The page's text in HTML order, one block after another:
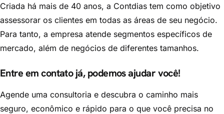
Criada há mais de 40 anos, a Contdias tem como objetivo
assessorar os clientes em todas as áreas de seu negócio.
Para tanto, a empresa atende segmentos específicos de
mercado, além de negócios de diferentes tamanhos.
Entre em contato já, podemos ajudar você!
Agende uma consultoria e descubra o caminho mais
seguro, econômico e rápido para o que você precisa no